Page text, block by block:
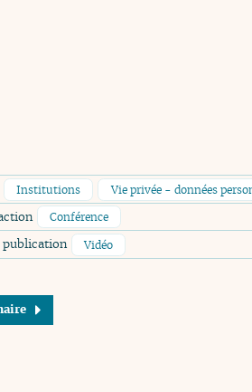
Institutions Vie privée - données
Conférence
publication Vidéo